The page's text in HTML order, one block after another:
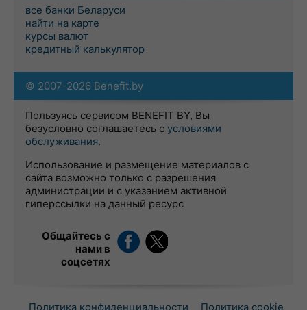
все банки Беларуси
найти на карте
курсы валют
кредитный калькулятор
© 2007-2026 Benefit.by
Пользуясь сервисом BENEFIT BY, Вы
безусловно соглашаетесь с условиями
обслуживания.
Использование и размещение материалов с
сайта возможно только с разрешения
администрации и с указанием активной
гиперссылки на данный ресурс
Общайтесь с
нами в
соцсетях
Политика конфиденциальности Политика cookie